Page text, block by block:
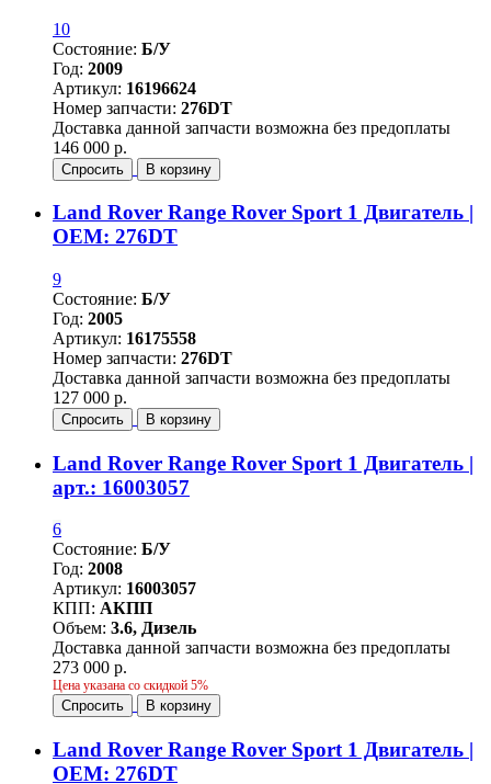
10
Состояние: Б/У
Год: 2009
Артикул: 16196624
Номер запчасти: 276DT
Доставка данной запчасти возможна без предоплаты
146 000 р.
Спросить В корзину
Land Rover Range Rover Sport 1 Двигатель |
OEM: 276DT
9
Состояние: Б/У
Год: 2005
Артикул: 16175558
Номер запчасти: 276DT
Доставка данной запчасти возможна без предоплаты
127 000 р.
Спросить В корзину
Land Rover Range Rover Sport 1 Двигатель |
арт.: 16003057
6
Состояние: Б/У
Год: 2008
Артикул: 16003057
КПП: АКПП
Объем: 3.6, Дизель
Доставка данной запчасти возможна без предоплаты
273 000 р.
Цена указана со скидкой 5%
Спросить В корзину
Land Rover Range Rover Sport 1 Двигатель |
OEM: 276DT